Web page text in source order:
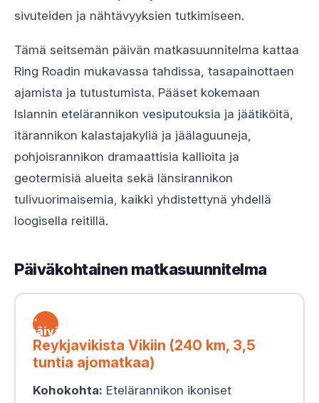
sivuteiden ja nähtävyyksien tutkimiseen.
Tämä seitsemän päivän matkasuunnitelma kattaa
Ring Roadin mukavassa tahdissa, tasapainottaen
ajamista ja tutustumista. Pääset kokemaan
Islannin etelärannikon vesiputouksia ja jäätiköitä,
itärannikon kalastajakyliä ja jäälaguuneja,
pohjoisrannikon dramaattisia kallioita ja
geotermisiä alueita sekä länsirannikon
tulivuorimaisemia, kaikki yhdistettynä yhdellä
loogisella reitillä.
Päiväkohtainen matkasuunnitelma
1.
päivä
Reykjavikista Vikiin (240 km, 3,5
tuntia ajomatkaa)
Kohokohta: Etelärannikon ikoniset